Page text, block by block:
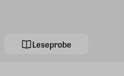
Leseprobe